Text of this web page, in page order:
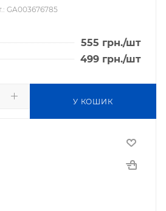
GA003676785
555 грн./шт
499 грн./шт
У КОШИК